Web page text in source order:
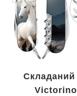
Складаний